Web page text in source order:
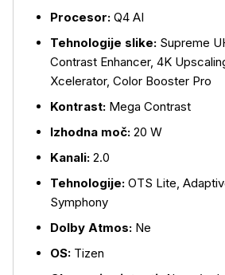
Procesor: Q4 AI
Tehnologije slike: Supreme
Contrast Enhancer, 4K
Xcelerator, Color Booster Pro
Kontrast: Mega Contrast
Izhodna moč: 20 W
Kanali: 2.0
Tehnologije: OTS Lite,
Symphony
Dolby Atmos: Ne
OS: Tizen